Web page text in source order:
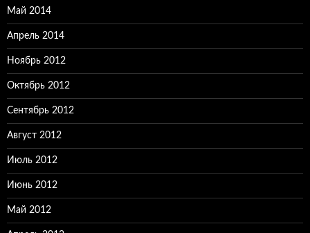
Май 2014
Апрель 2014
Ноябрь 2012
Октябрь 2012
Сентябрь 2012
Август 2012
Июль 2012
Июнь 2012
Май 2012